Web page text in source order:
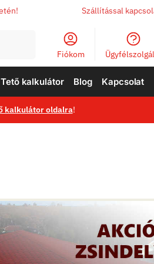
Szállítással
Fiókom
Tető kalkulátor Blog Kapcsolat
kalkulátor oldalra!